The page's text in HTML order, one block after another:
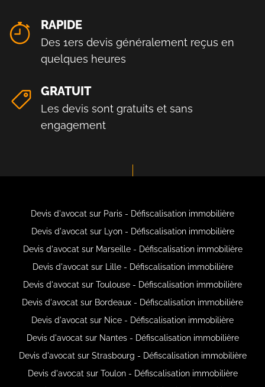
RAPIDE
Des 1ers devis généralement reçus en
quelques heures
GRATUIT
Les devis sont gratuits et sans
engagement
Devis d'avocat sur Paris - Défiscalisation immobilière
Devis d'avocat sur Lyon - Défiscalisation immobilière
Devis d'avocat sur Marseille - Défiscalisation immobilière
Devis d'avocat sur Lille - Défiscalisation immobilière
Devis d'avocat sur Toulouse - Défiscalisation immobilière
Devis d'avocat sur Bordeaux - Défiscalisation immobilière
Devis d'avocat sur Nice - Défiscalisation immobilière
Devis d'avocat sur Nantes - Défiscalisation immobilière
Devis d'avocat sur Strasbourg - Défiscalisation immobilière
Devis d'avocat sur Toulon - Défiscalisation immobilière